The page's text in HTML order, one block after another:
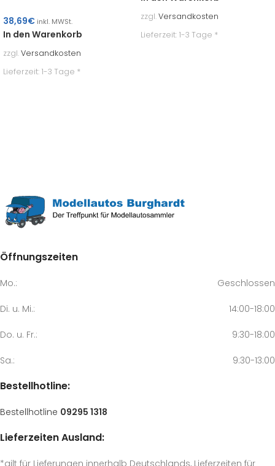
38,69€ inkl. MWSt.
In den Warenkorb
zzgl.Versandkosten
Lieferzeit: 1-3 Tage *
zzgl.Versandkosten
Lieferzeit: 1-3 Tage *
Öffnungszeiten
Mo.: Geschlossen
Di. u. Mi.: 14:00-18:00
Do. u. Fr.: 9:30-18:00
Sa.: 9:30-13:00
Bestellhotline:
Bestellhotline 09295 1318
Lieferzeiten Ausland: